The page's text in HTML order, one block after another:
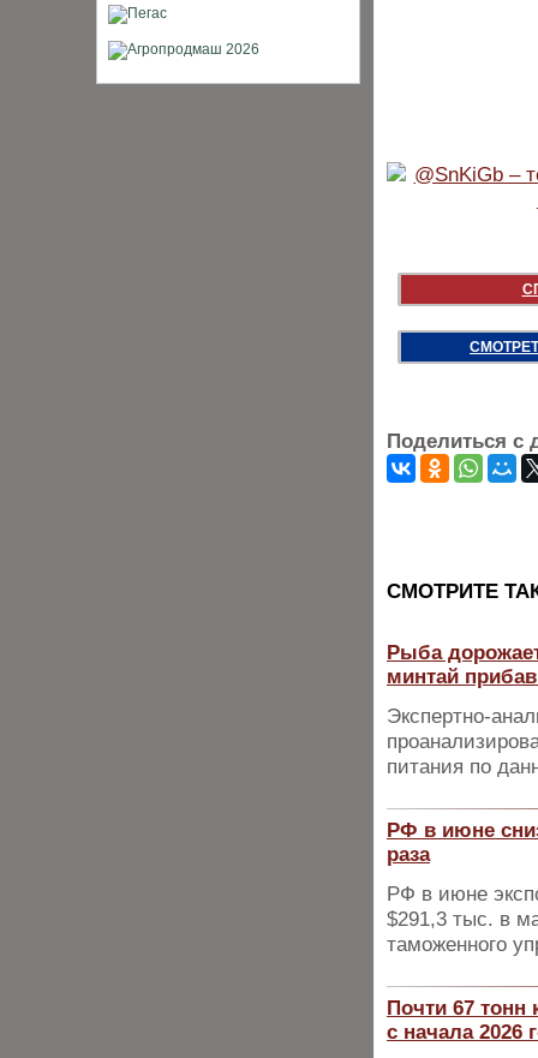
Поделиться с
CМОТРИТЕ
Рыба
минтай
Экспертно-
питания по
РФ в июне
раза
РФ в июне
$291,3 тыс. в
таможенного
Почти 67 тонн
с начала 2026